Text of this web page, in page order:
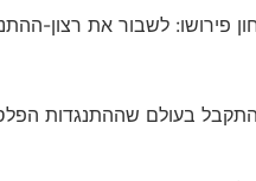
פירושו: לשבור את רצון-
בעולם שההתנגדות